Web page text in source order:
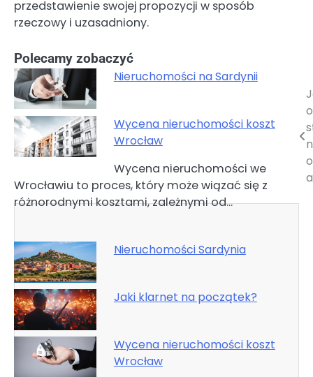
przedstawienie swojej propozycji w sposób
rzeczowy i uzasadniony.
Polecamy zobaczyć
Nieruchomości na Sardynii
Wycena nieruchomości koszt
Wrocław
Wycena nieruchomości we
Wrocławiu to proces, który może wiązać się z
różnorodnymi kosztami, zależnymi od…
Nieruchomości Sardynia
Jaki klarnet na początek?
Wycena nieruchomości koszt
Wrocław
Nawigacja
wpisu